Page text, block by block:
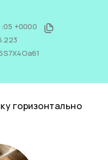
+0000
горизонтально